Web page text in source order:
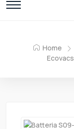
Home
Ecovacs